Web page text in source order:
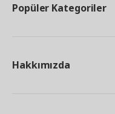
Popüler Kategoriler
Hakkımızda